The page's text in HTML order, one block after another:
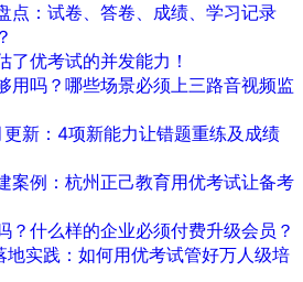
点：试卷、答卷、成绩、学习记录
了优考试的并发能力！
用吗？哪些场景必须上三路音视频监
新：4项新能力让错题重练及成绩
案例：杭州正己教育用优考试让备考
？什么样的企业必须付费升级会员？
地实践：如何用优考试管好万人级培